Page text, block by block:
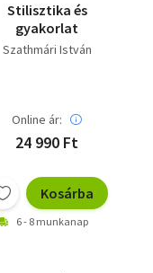
Stilisztika és
gyakorlat
Szathmári István
Online ár:
24 990 Ft
Kosárba
6 - 8 munkanap